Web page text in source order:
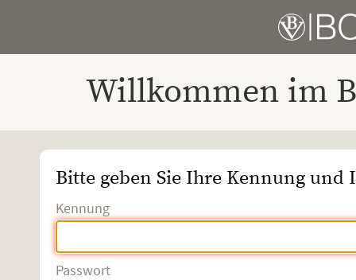
Willkommen im
Bitte geben Sie Ihre Kennung und
Kennung
Passwort